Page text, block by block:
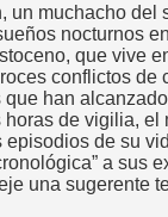
un muchacho del
nocturnos
que vive
conflictos de
han
de vigilia, el
episodios de su
a sus
una sugerente